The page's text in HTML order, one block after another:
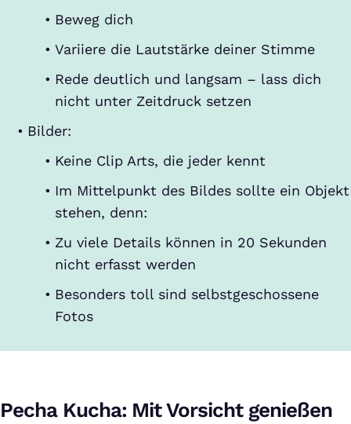
Beweg dich
Variiere die Lautstärke deiner Stimme
Rede deutlich und langsam – lass dich
nicht unter Zeitdruck setzen
Bilder:
Keine Clip Arts, die jeder kennt
Im Mittelpunkt des Bildes sollte ein Objekt
stehen, denn:
Zu viele Details können in 20 Sekunden
nicht erfasst werden
Besonders toll sind selbstgeschossene
Fotos
Pecha Kucha: Mit Vorsicht genießen